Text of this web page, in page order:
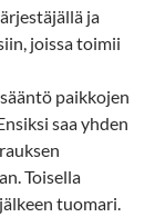
ja
joissa toimii
paikkojen
saa yhden
Toisella
tuomari.